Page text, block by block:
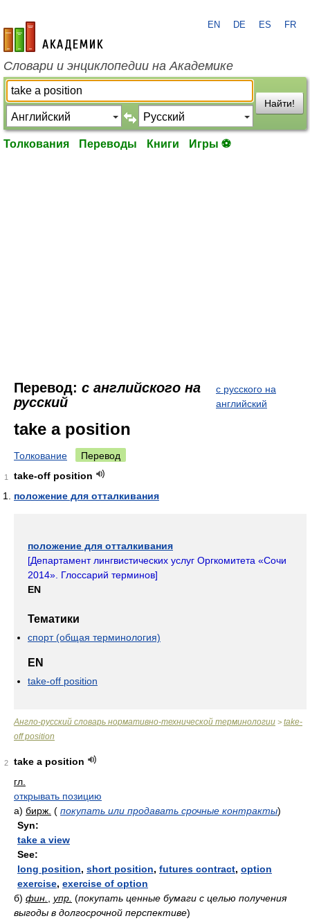
academic.ru
EN DE ES FR
Словари и энциклопедии на Академике
Найти!
Толкования Переводы Книги Игры ⚽
Перевод: с английского на
русский
с русского на
английский
take a position
Толкование Перевод
1
take-off position
положение для отталкивания
положение для отталкивания
[Департамент лингвистических услуг Оргкомитета «Сочи
2014». Глоссарий терминов]
EN
Тематики
спорт (общая терминология)
EN
take-off position
Англо-русский словарь нормативно-технической терминологии > take-
off position
2
take a position
гл.
открывать позицию
а) бирж. ( покупать или продавать срочные контракты)
Syn:
take a view
See:
long position, short position, futures contract, option
exercise, exercise of option
б) фин. упр. (покупать ценные бумаги с целью получения
выгоды в долгосрочной перспективе)